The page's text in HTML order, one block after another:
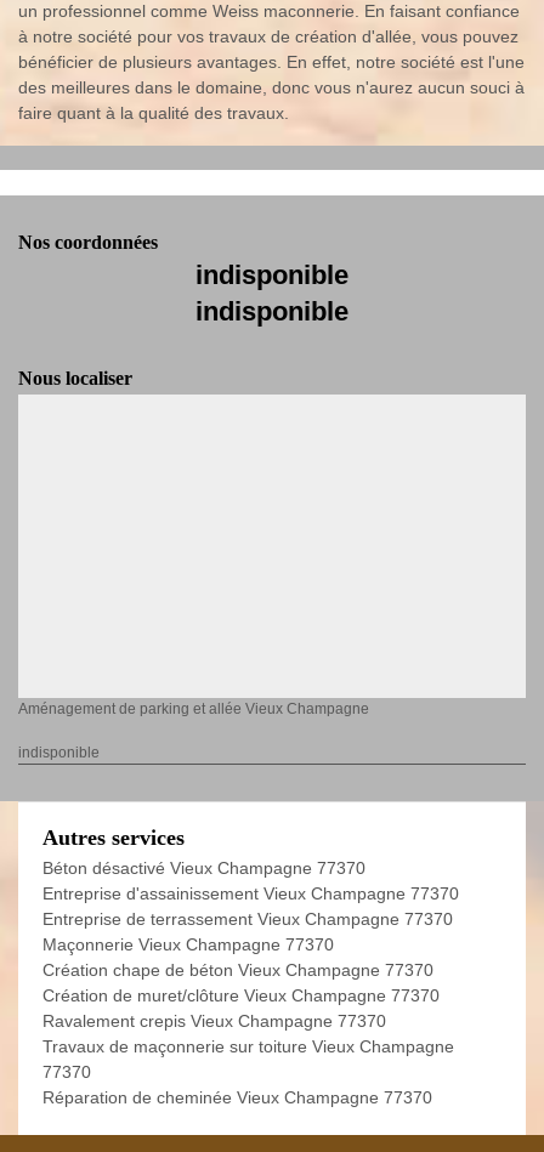
un professionnel comme Weiss maconnerie. En faisant confiance
à notre société pour vos travaux de création d'allée, vous pouvez
bénéficier de plusieurs avantages. En effet, notre société est l'une
des meilleures dans le domaine, donc vous n'aurez aucun souci à
faire quant à la qualité des travaux.
Nos coordonnées
indisponible
indisponible
Nous localiser
Aménagement de parking et allée Vieux Champagne
indisponible
Autres services
Béton désactivé Vieux Champagne 77370
Entreprise d'assainissement Vieux Champagne 77370
Entreprise de terrassement Vieux Champagne 77370
Maçonnerie Vieux Champagne 77370
Création chape de béton Vieux Champagne 77370
Création de muret/clôture Vieux Champagne 77370
Ravalement crepis Vieux Champagne 77370
Travaux de maçonnerie sur toiture Vieux Champagne
77370
Réparation de cheminée Vieux Champagne 77370